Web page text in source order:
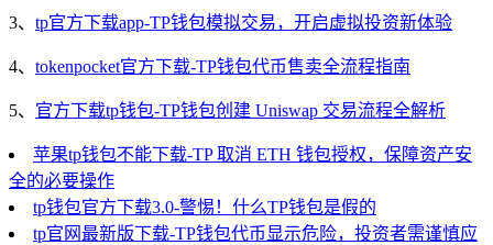
3、 tp官方下载app-TP钱包模拟交易，开启虚拟投资新体验
4、 tokenpocket官方下载-TP钱包代币售卖全流程指南
5、 官方下载tp钱包-TP钱包创建 Uniswap 交易流程全解析
苹果tp钱包不能下载-TP 取消 ETH 钱包授权，保障资产安
全的必要操作
tp钱包官方下载3.0-警惕！什么TP钱包是假的
tp官网最新版下载-TP钱包代币显示危险，投资者需谨慎应